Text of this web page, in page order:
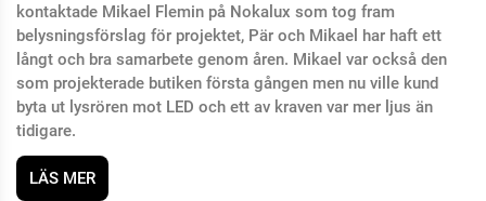
kontaktade Mikael Flemin på Nokalux som tog fram
belysningsförslag för projektet, Pär och Mikael har haft ett
långt och bra samarbete genom åren. Mikael var också den
som projekterade butiken första gången men nu ville kund
byta ut lysrören mot LED och ett av kraven var mer ljus än
tidigare.
LÄS MER